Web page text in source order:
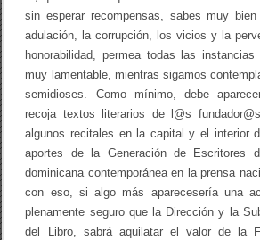
sin esperar recompensas, sabes muy
adulación, la corrupción, los vicios y la
honorabilidad, permea todas las
muy lamentable, mientras sigamos
semidioses. Como mínimo, debe
recoja textos literarios de l@s
algunos recitales en la capital y el interior
aportes de la Generación de Escritores
dominicana contemporánea en la prensa
con eso, si algo más aparecesería una
plenamente seguro que la Dirección y la
del Libro, sabrá aquilatar el valor de la